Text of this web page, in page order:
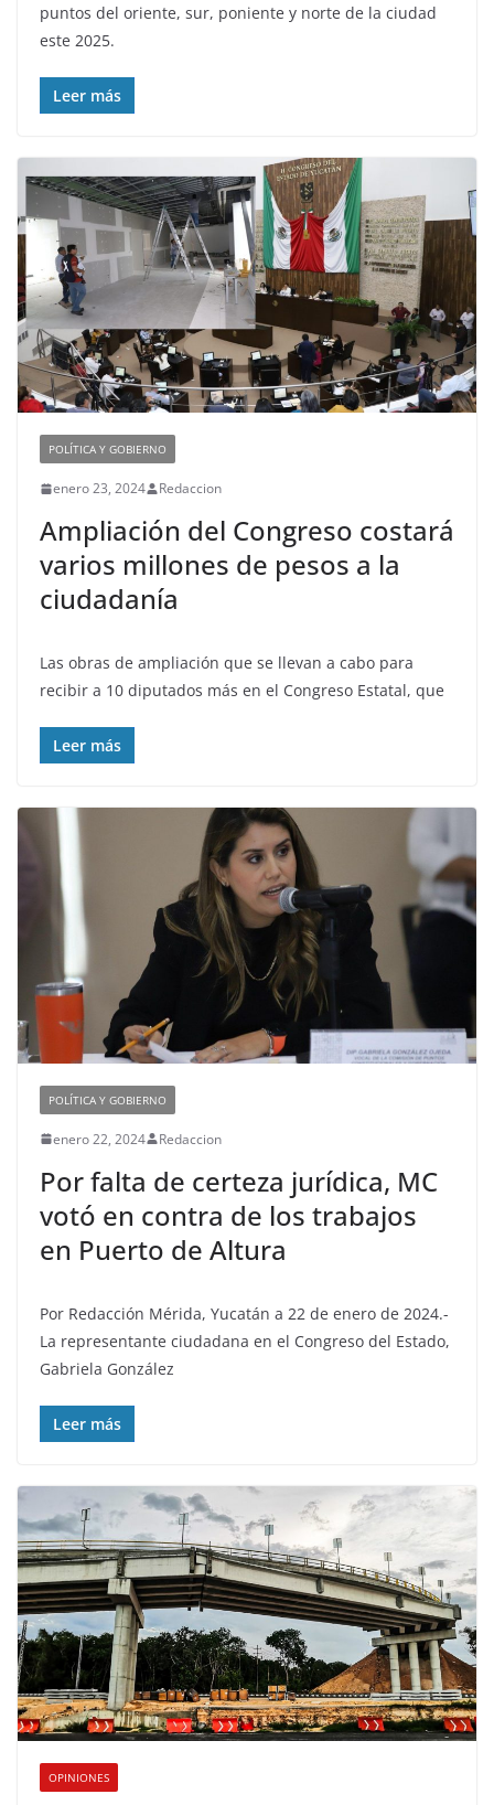
puntos del oriente, sur, poniente y norte de la ciudad
este 2025.
Leer más
POLÍTICA Y GOBIERNO
enero 23, 2024 Redaccion
Ampliación del Congreso costará
varios millones de pesos a la
ciudadanía
Las obras de ampliación que se llevan a cabo para
recibir a 10 diputados más en el Congreso Estatal, que
Leer más
POLÍTICA Y GOBIERNO
enero 22, 2024 Redaccion
Por falta de certeza jurídica, MC
votó en contra de los trabajos
en Puerto de Altura
Por Redacción Mérida, Yucatán a 22 de enero de 2024.-
La representante ciudadana en el Congreso del Estado,
Gabriela González
Leer más
OPINIONES